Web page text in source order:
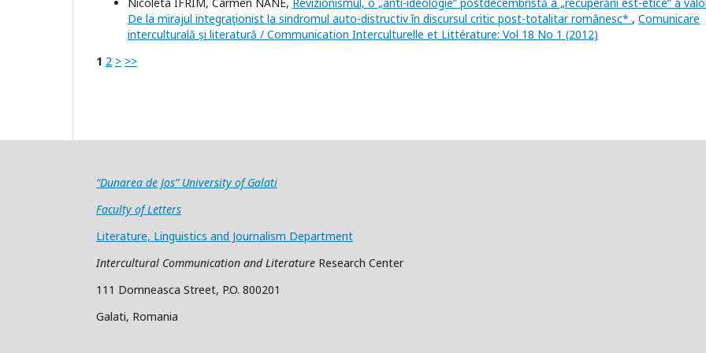
De la mirajul integraţionist la sindromul auto-distructiv în discursul critic post-totalitar românesc* , Comunicare
interculturală și literatură / Communication Interculturelle et Littérature: Vol 18 No 1 (2012)
1 2 > >>
“Dunarea de Jos” University of Galati
Faculty of Letters
Literature, Linguistics and Journalism Department
Intercultural Communication and Literature Research Center
111 Domneasca Street, P.O. 800201
Galati, Romania